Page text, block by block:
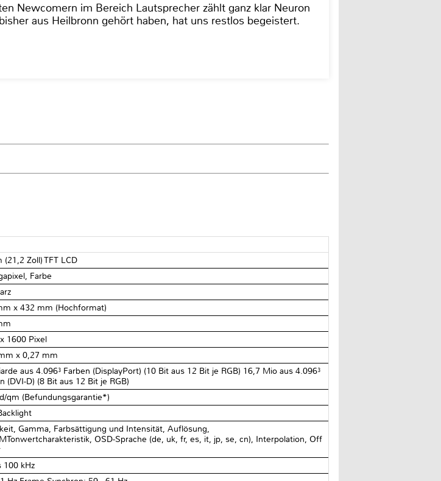
Newcomern im Bereich Lautsprecher zählt ganz klar Neuron
aus Heilbronn gehört haben, hat uns restlos begeistert.
(21,2 Zoll) TFT LCD
Farbe
x 432 mm (Hochformat)
1600 Pixel
x 0,27 mm
aus 4.096³ Farben (DisplayPort) (10 Bit aus 12 Bit je RGB) 16,7 Mio aus 4.096³
(DVI-D) (8 Bit aus 12 Bit je RGB)
qm (Befundungsgarantie*)
Gamma, Farbsättigung und Intensität, Auflösung,
OSD-Sprache (de, uk, fr, es, it, jp, se, cn), Interpolation, Off
100 kHz